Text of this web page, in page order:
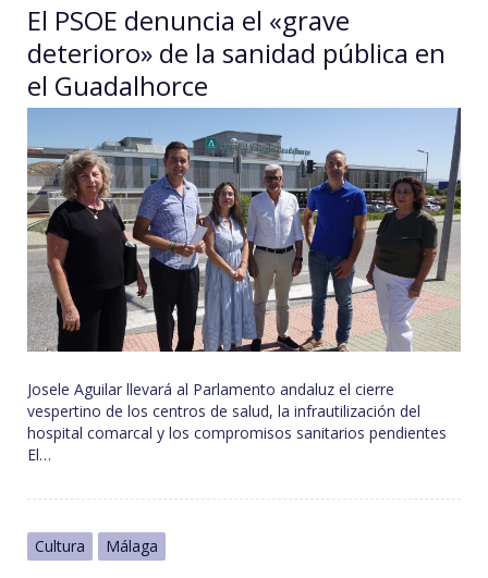
El PSOE denuncia el «grave
deterioro» de la sanidad pública en
el Guadalhorce
Josele Aguilar llevará al Parlamento andaluz el cierre
vespertino de los centros de salud, la infrautilización del
hospital comarcal y los compromisos sanitarios pendientes
El…
Cultura Málaga